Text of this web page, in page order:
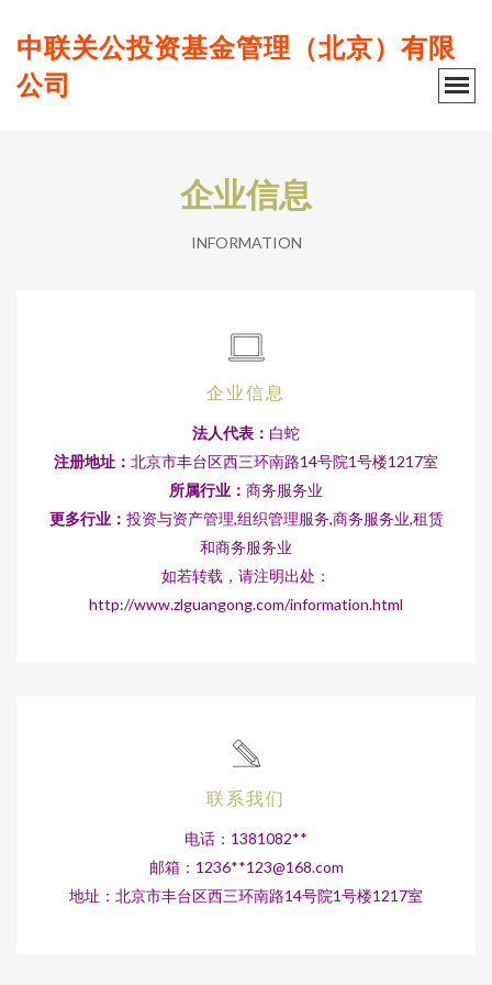
中联关公投资基金管理（北京）有限
公司
企业信息
INFORMATION
企业信息
法人代表： 白蛇
注册地址： 北京市丰台区西三环南路14号院1号楼1217室
所属行业： 商务服务业
更多行业： 投资与资产管理,组织管理服务,商务服务业,租赁
和商务服务业
如若转载，请注明出处：
http://www.zlguangong.com/information.html
联系我们
电话：1381082**
邮箱：1236**123@168.com
地址：北京市丰台区西三环南路14号院1号楼1217室